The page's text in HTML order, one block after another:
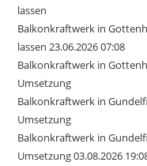
lassen
Balkonkraftwerk in
lassen 23.06.2026 07:08
Balkonkraftwerk in
Umsetzung
Balkonkraftwerk in
Umsetzung
Balkonkraftwerk in
Umsetzung 03.08.2026